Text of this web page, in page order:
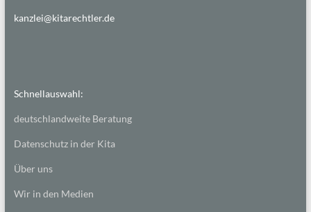
kanzlei@kitarechtler.de
Schnellauswahl:
deutschlandweite Beratung
Datenschutz in der Kita
Über uns
Wir in den Medien